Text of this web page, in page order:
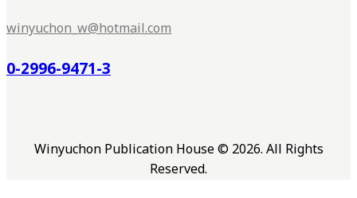
winyuchon_w@hotmail.com
0-2996-9471-3
Winyuchon Publication House © 2026. All Rights
Reserved.